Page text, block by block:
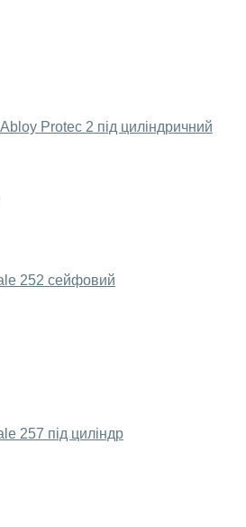
ви вибрати замки?
порадите?
від необхідних
інших факторів. Підбір
дверей робите?
можуть зробити замір та
Кожен співробітник має із
та візерунків. Після виміру та
викликати замірника?
коштує 450 грн.
дверних замків?
Protec 2 під циліндричний
252 сейфовий
257 під циліндр